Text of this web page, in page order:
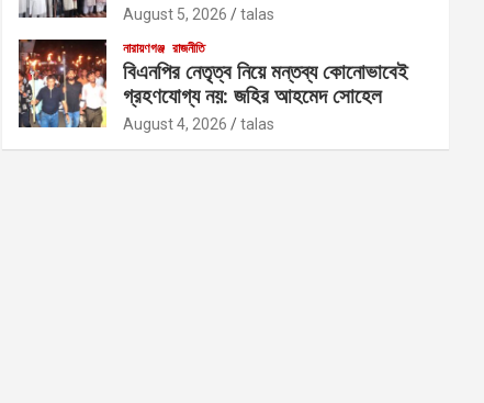
August 5, 2026 talas
নারায়ণগঞ্জ রাজনীতি
বিএনপির নেতৃত্ব নিয়ে মন্তব্য কোনোভাবেই
গ্রহণযোগ্য নয়: জহির আহমেদ সোহেল
August 4, 2026 talas